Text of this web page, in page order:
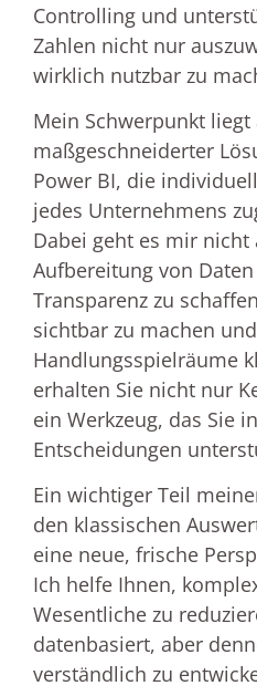
Controlling und
Zahlen nicht nur
wirklich nutzbar zu
Mein Schwerpunkt
maßgeschneiderter
Power BI, die
jedes Unternehmens
Dabei geht es mir
Aufbereitung von
Transparenz zu
sichtbar zu machen und
Handlungsspielräume
erhalten Sie nicht nur
ein Werkzeug, das Sie
Entscheidungen
Ein wichtiger Teil
den klassischen
eine neue, frische
Ich helfe Ihnen,
Wesentliche zu
datenbasiert, aber
verständlich zu